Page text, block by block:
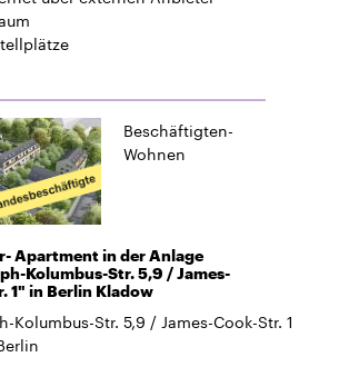
Beschäftigten-
Wohnen
Apartment in der Anlage
Kolumbus-Str. 5,9 / James-
1" in Berlin Kladow
Kolumbus-Str. 5,9 / James-Cook-Str. 1